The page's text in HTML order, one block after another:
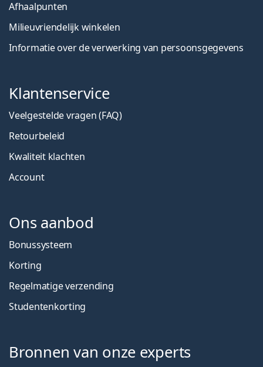
Afhaalpunten
Milieuvriendelijk winkelen
Informatie over de verwerking van persoonsgegevens
Klantenservice
Veelgestelde vragen (FAQ)
Retourbeleid
Kwaliteit klachten
Account
Ons aanbod
Bonussysteem
Korting
Regelmatige verzending
Studentenkorting
Bronnen van onze experts